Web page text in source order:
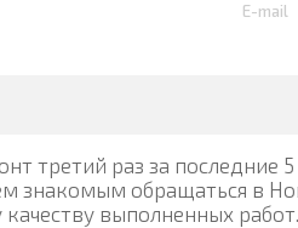
E-mail
третий раз за последние
знакомым обращаться в
выполненных работ.